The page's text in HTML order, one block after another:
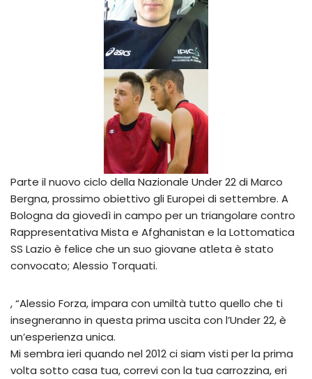
Parte il nuovo ciclo della Nazionale Under 22 di Marco
Bergna, prossimo obiettivo gli Europei di settembre. A
Bologna da giovedì in campo per un triangolare contro
Rappresentativa Mista e Afghanistan e la Lottomatica
SS Lazio è felice che un suo giovane atleta è stato
convocato; Alessio Torquati.
, “Alessio Forza, impara con umiltà tutto quello che ti
insegneranno in questa prima uscita con l’Under 22, è
un’esperienza unica.
Mi sembra ieri quando nel 2012 ci siam visti per la prima
volta sotto casa tua, correvi con la tua carrozzina, eri